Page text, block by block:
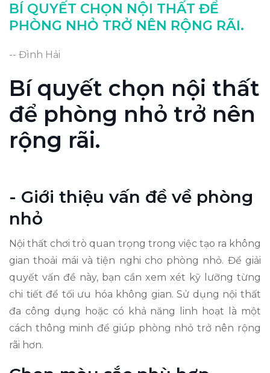
BÍ QUYẾT CHỌN NỘI THẤT ĐỂ
PHÒNG NHỎ TRỞ NÊN RỘNG RÃI.
-- Đình Hải
Bí quyết chọn nội thất
để phòng nhỏ trở nên
rộng rãi.
- Giới thiệu vấn đề về phòng
nhỏ
Nội thất chơi trò quan trọng trong việc tạo ra không
gian thoải mái và tiện nghi cho phòng nhỏ. Để giải
quyết vấn đề này, bạn cần xem xét kỹ lưỡng từng
chi tiết để tối ưu hóa không gian. Sử dụng nội thất
đa công dụng hoặc có khả năng linh hoạt là một
cách thông minh để giúp phòng nhỏ trở nên rộng
rãi hơn.